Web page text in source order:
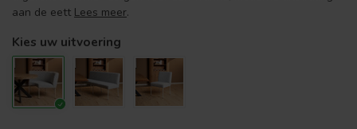
aan de eett Lees meer.
Kies uw uitvoering